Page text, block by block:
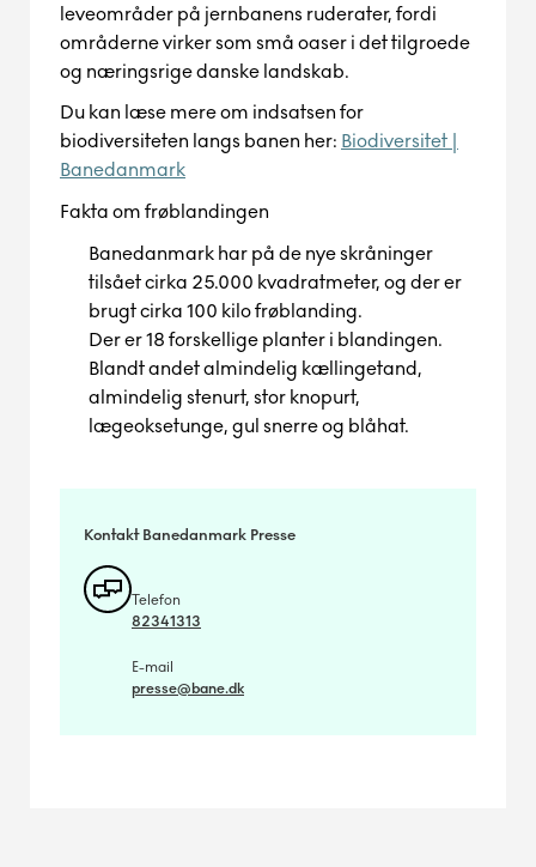
leveområder på jernbanens ruderater, fordi
områderne virker som små oaser i det tilgroede
og næringsrige danske landskab.
Du kan læse mere om indsatsen for
biodiversiteten langs banen her: Biodiversitet |
Banedanmark
Fakta om frøblandingen
Banedanmark har på de nye skråninger
tilsået cirka 25.000 kvadratmeter, og der er
brugt cirka 100 kilo frøblanding.
Der er 18 forskellige planter i blandingen.
Blandt andet almindelig kællingetand,
almindelig stenurt, stor knopurt,
lægeoksetunge, gul snerre og blåhat.
Kontakt Banedanmark Presse
Telefon
82341313
E-mail
presse@bane.dk